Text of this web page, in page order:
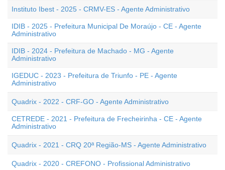
Instituto Ibest - 2025 - CRMV-ES - Agente Administrativo
IDIB - 2025 - Prefeitura Municipal De Moraújo - CE - Agente
Administrativo
IDIB - 2024 - Prefeitura de Machado - MG - Agente
Administrativo
IGEDUC - 2023 - Prefeitura de Triunfo - PE - Agente
Administrativo
Quadrix - 2022 - CRF-GO - Agente Administrativo
CETREDE - 2021 - Prefeitura de Frecheirinha - CE - Agente
Administrativo
Quadrix - 2021 - CRQ 20ª Região-MS - Agente Administrativo
Quadrix - 2020 - CREFONO - Profissional Administrativo